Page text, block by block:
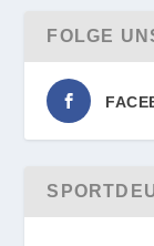
FOLGE